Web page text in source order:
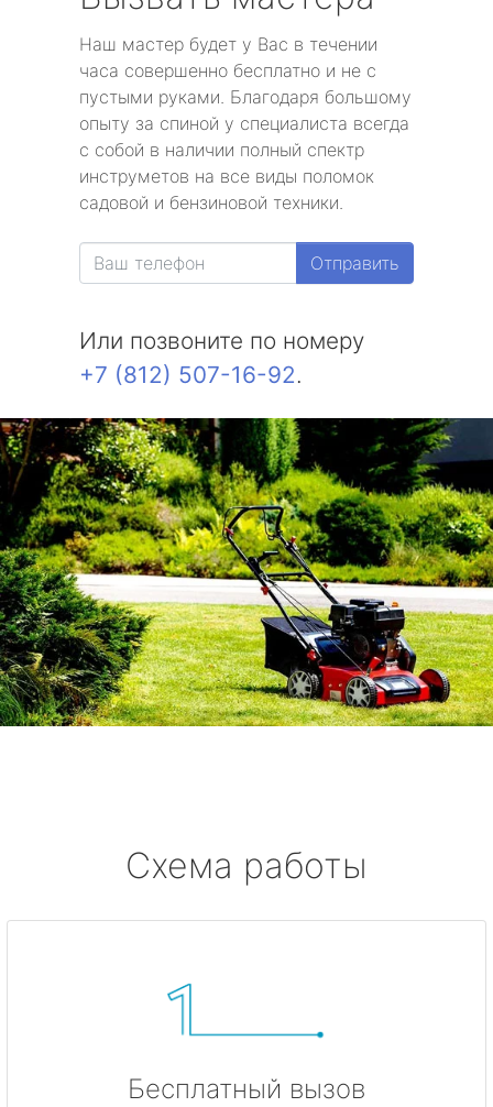
Наш мастер будет у Вас в течении
часа совершенно бесплатно и не с
пустыми руками. Благодаря большому
опыту за спиной у специалиста всегда
с собой в наличии полный спектр
инструметов на все виды поломок
садовой и бензиновой техники.
Отправить
Или позвоните по номеру
+7 (812) 507-16-92.
Схема работы
Бесплатный вызов